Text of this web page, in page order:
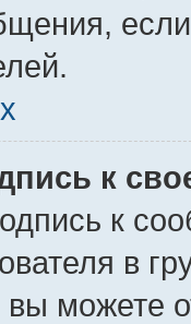
к
к
в
вы можете